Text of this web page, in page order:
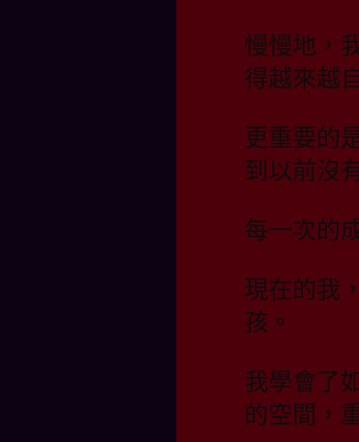
慢慢地，
得越來越
更重要的
到以前沒
每一次的
現在的我
孩。
我學會了
的空間，